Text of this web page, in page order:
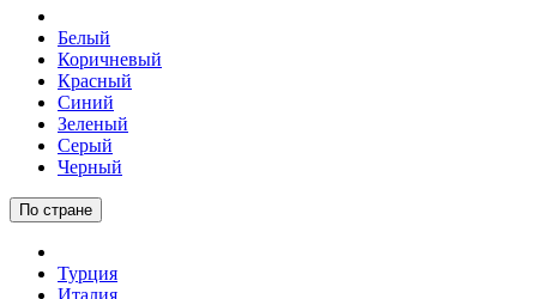
Белый
Коричневый
Красный
Синий
Зеленый
Серый
Черный
По стране
Турция
Италия